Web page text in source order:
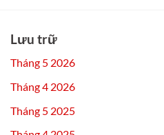
Lưu trữ
Tháng 5 2026
Tháng 4 2026
Tháng 5 2025